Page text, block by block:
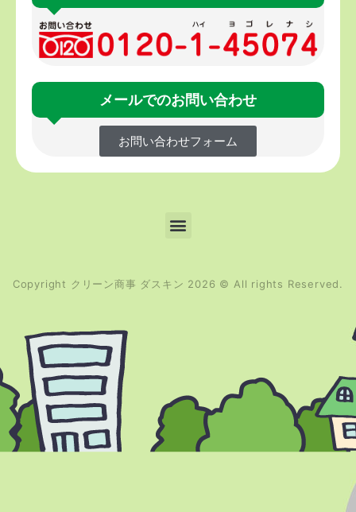
メールでのお問い合わせ
お問い合わせフォーム
Copyright クリーン商事 ダスキン 2026 © All rights Reserved.